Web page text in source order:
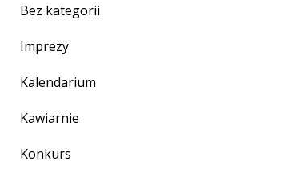
Bez kategorii
Imprezy
Kalendarium
Kawiarnie
Konkurs